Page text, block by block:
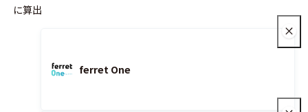
に算出
ferret One